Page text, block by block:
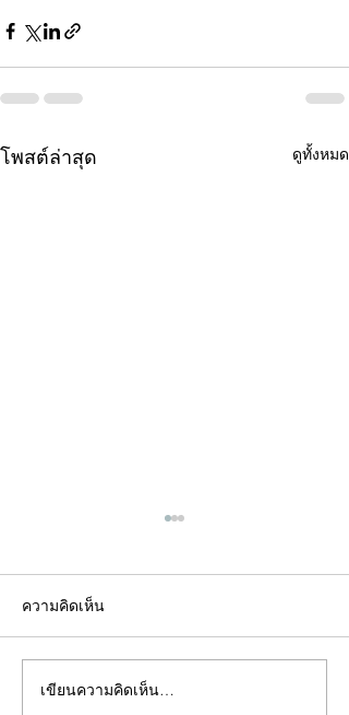
โพสต์ล่าสุด ดูทั้งหมด
คอลัมน์"จับชีพจรวงการ
ความคิดเห็น
เขียนความคิดเห็น…